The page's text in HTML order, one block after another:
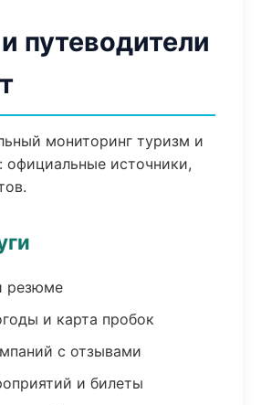
путеводители
мониторинг туризм и
официальные источники,
резюме
и карта пробок
с отзывами
и билеты